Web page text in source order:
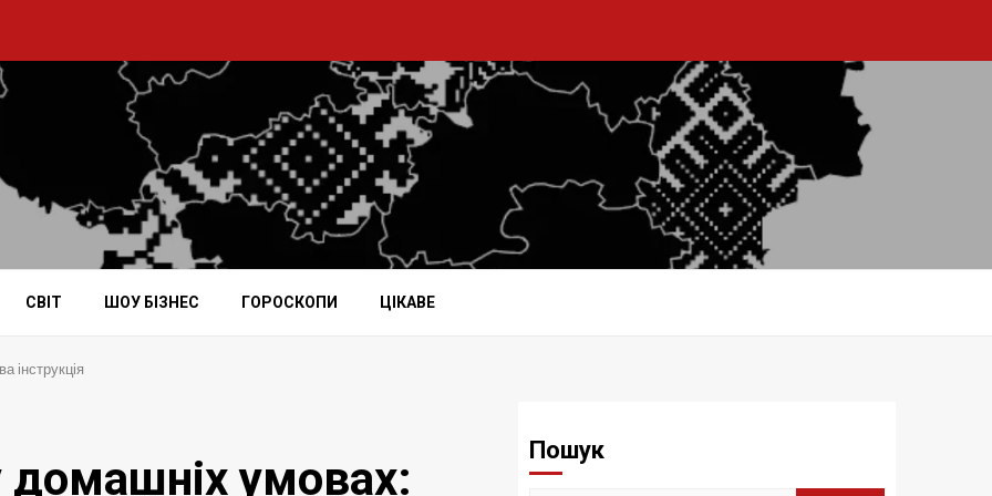
СВІТ ШОУ БІЗНЕС ГОРОСКОПИ ЦІКАВЕ
інструкція
домашніх умовах:
Пошук